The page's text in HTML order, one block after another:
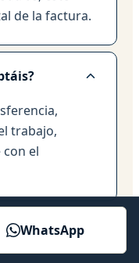
de la factura.
trabajo,
el
zona?
WhatsApp